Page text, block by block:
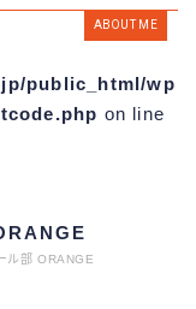
ABOUT ME
public_html/wp
on line
ル部 ORANGE